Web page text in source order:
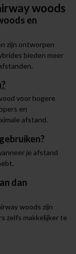
woods
en
zijn ontworpen
bieden meer
voor hogere
en
afstand.
je afstand
dan
woods zijn
zelfs makkelijker te